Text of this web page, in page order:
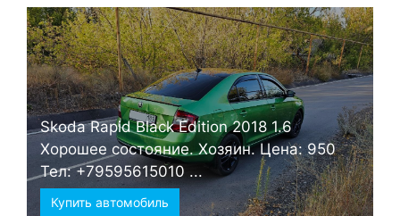
Skoda Rapid Black Edition 2018 1.6
Хорошее состояние. Хозяин. Цена: 950
Тел: +79595615010 ...
Купить автомобиль